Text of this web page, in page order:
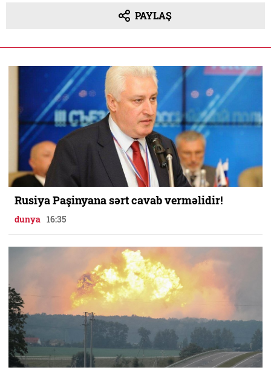
PAYLAŞ
Rusiya Paşinyana sərt cavab verməlidir!
dunya 16:35